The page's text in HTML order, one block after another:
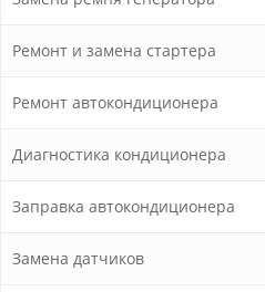
Ремонт и замена стартера
Ремонт автокондиционера
Диагностика кондиционера
Заправка автокондиционера
Замена датчиков